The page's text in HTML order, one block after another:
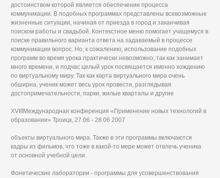
достоинством которой является обеспечение процесса
коммуникации. В подобных программах представлены всевозможные
жизненные ситуации, начиная от приезда в город и заканчивая
поиском работы и свадьбой. Контекстное меню помогает учащемуся в
поиске правильного варианта ответа на задаваемый в процессе
коммуникации вопрос. Но, к сожалению, использование подобных
программ во время урока практически невозможно, так как занимает
много времени, и подчас целый урок посвящается именно хождению
по виртуальному миру. Так как карта виртуального мира очень
обширна, ученик может весь урок провести, разглядывая
достопримечательности, парки, жилые кварталы и другие
XVIIIМеждународная конференция «Применение новых технологий в
образовании» Троицк, 27.06 - 28.06 2007
объекты виртуального мира. Также в эти программы включаются
кадры из фильмов, что тоже в какой-то мере может отвлечь ученика
от основной учебной цели.
Фонетические лаборатории - программы для усовершенствования